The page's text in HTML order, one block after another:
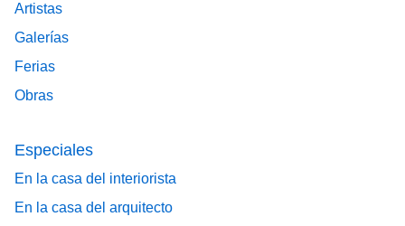
Artistas
Galerías
Ferias
Obras
Especiales
En la casa del interiorista
En la casa del arquitecto